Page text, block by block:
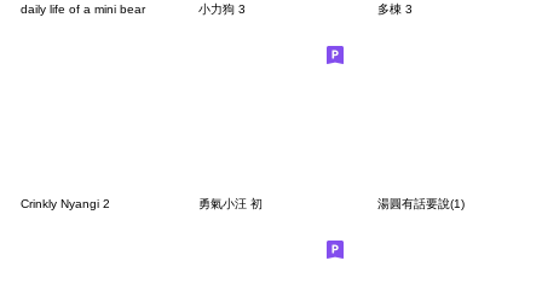
daily life of a mini bear 小力狗 3 多棟 3
Crinkly Nyangi 2 勇氣小汪 初 湯圓有話要說(1)